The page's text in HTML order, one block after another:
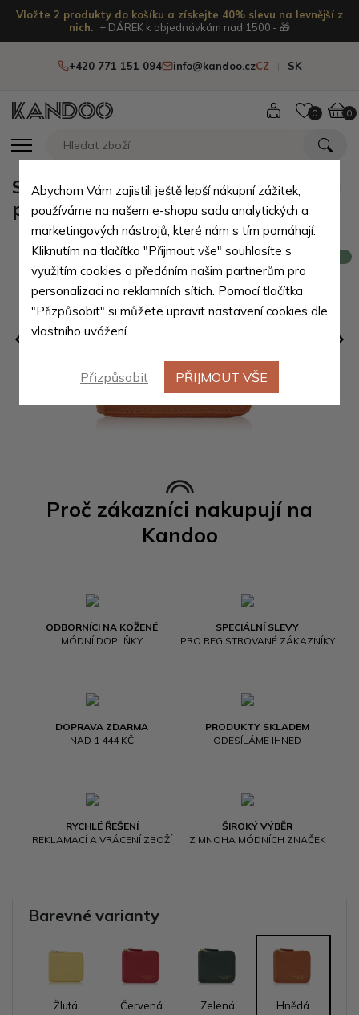
Vložte 2 produkty do košíku a získejte 40% slevu na levnější z
nich.
+ DÁREK k objednávkám nad 1500,- 🎁
+420 771 151 094 info@kandoo.czCZ SK
0 0
Proč zákazníci nakupují na
Kandoo
ODBORNÍCI NA KOŽENÉ
MÓDNÍ DOPLŇKY
SPECIÁLNÍ SLEVY
PRO REGISTROVANÉ ZÁKAZNÍKY
DOPRAVA ZDARMA
NAD 1 444 KČ
PRODUKTY SKLADEM
ODESÍLÁME IHNED
RYCHLÉ ŘEŠENÍ
REKLAMACÍ A VRÁCENÍ ZBOŽÍ
ŠIROKÝ VÝBĚR
Z MNOHA MÓDNÍCH ZNAČEK
Světle hnědá malá dámská kožená
peněženka Saida
Barevné varianty
Žlutá Červená Zelená Hnědá
Abychom Vám zajistili ještě lepší nákupní zážitek,
používáme na našem e-shopu sadu analytických a
marketingových nástrojů, které nám s tím pomáhají.
Kliknutím na tlačítko "Přijmout vše" souhlasíte s
využitím cookies a předáním našim partnerům pro
personalizaci na reklamních sítích. Pomocí tlačítka
"Přizpůsobit" si můžete upravit nastavení cookies dle
vlastního uvážení.
Přizpůsobit PŘIJMOUT VŠE